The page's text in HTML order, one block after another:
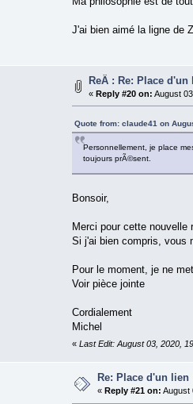
J'ai bien aimé la ligne de
ReÂ : Re: Place d'un
«Reply #20 on: August
Quote from: claude41 on
Personnellement, je place
toujours prÃ©sent.
Bonsoir,
Merci pour cette nouvelle
Si j'ai bien compris, vous
Pour le moment, je ne
Voir pièce jointe
Cordialement
Michel
« Last Edit: August 03, 2020,
Re: Place d'un lien
«Reply #21 on: August